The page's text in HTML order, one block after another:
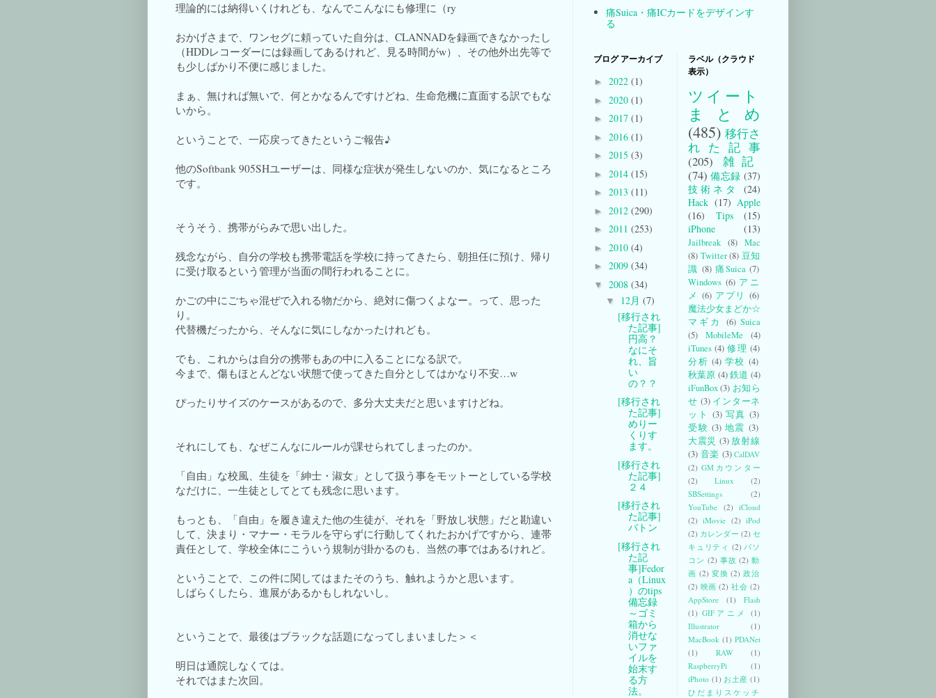
理論的には納得いくけれども、なんでこんなにも修理に（ry
おかげさまで、ワンセグに頼っていた自分は、CLANNADを録画できなかったし
（HDDレコーダーには録画してあるけれど、見る時間がw）、その他外出先等で
も少しばかり不便に感じました。
まぁ、無ければ無いで、何とかなるんですけどね、生命危機に直面する訳でもな
いから。
ということで、一応戻ってきたというご報告♪
他のSoftbank 905SHユーザーは、同様な症状が発生しないのか、気になるところ
です。
そうそう、携帯がらみで思い出した。
残念ながら、自分の学校も携帯電話を学校に持ってきたら、朝担任に預け、帰り
に受け取るという管理が当面の間行われることに。
かごの中にごちゃ混ぜで入れる物だから、絶対に傷つくよなー。って、思った
り。
代替機だったから、そんなに気にしなかったけれども。
でも、これからは自分の携帯もあの中に入ることになる訳で。
今まで、傷もほとんどない状態で使ってきた自分としてはかなり不安…w
ぴったりサイズのケースがあるので、多分大丈夫だと思いますけどね。
それにしても、なぜこんなにルールが課せられてしまったのか。
「自由」な校風、生徒を「紳士・淑女」として扱う事をモットーとしている学校
なだけに、一生徒としてとても残念に思います。
もっとも、「自由」を履き違えた他の生徒が、それを「野放し状態」だと勘違い
して、決まり・マナー・モラルを守らずに行動してくれたおかげですから、連帯
責任として、学校全体にこういう規制が掛かるのも、当然の事ではあるけれど。
ということで、この件に関してはまたそのうち、触れようかと思います。
しばらくしたら、進展があるかもしれないし。
ということで、最後はブラックな話題になってしまいました＞＜
明日は通院しなくては。
それではまた次回。
痛Suica・痛ICカードをデザインす
る
ブログ アーカイブ
► 2022 (1)
► 2020 (1)
► 2017 (1)
► 2016 (1)
► 2015 (3)
► 2014 (15)
► 2013 (11)
► 2012 (290)
► 2011 (253)
► 2010 (4)
► 2009 (34)
▼ 2008 (34)
▼ 12月 (7)
[移行され
た記事]
円高？
なにそ
れ、旨
い
の？？
[移行され
た記事]
めりー
くりす
ます。
[移行され
た記事]
２４
[移行され
た記事]
バトン
[移行され
た記
事]Fedor
a（Linux
）のtips
備忘録
～ゴミ
箱から
消せな
いファ
イルを
始末す
る方
法。
ラベル（クラウド
表示）
ツイート
まとめ
(485) 移行さ
れた記事
(205)
雑記
(74) 備忘録 (37)
技術ネタ
(24)
Hack (17) Apple
(16)
Tips
(15)
iPhone
(13)
Jailbreak (8) Mac
(8) Twitter (8) 豆知
識 (8) 痛Suica (7)
Windows (6) アニ
メ (6) アプリ (6)
魔法少女まどか☆
マギカ
(6) Suica
(5)
MobileMe
(4)
iTunes (4) 修理 (4)
分析 (4) 学校 (4)
秋葉原 (4)鉄道 (4)
iFunBox (3) お知ら
せ (3) インターネ
ット (3) 写真 (3)
受験 (3) 地震 (3)
大震災 (3) 放射線
(3) 音楽 (3) CalDAV
(2) GMカウンター
(2)
Linux
(2)
SBSettings
(2)
YouTube (2) iCloud
(2) iMovie (2) iPod
(2) カレンダー (2) セ
キュリティ (2) パソ
コン (2) 事故 (2) 動
画 (2) 変換 (2) 政治
(2) 映画 (2) 社会 (2)
AppStore
(1)
Flash
(1) GIFアニメ
(1)
Illustrator
(1)
MacBook (1) PDANet
(1)
RAW
(1)
RaspberryPi
(1)
iPhoto (1) お土産 (1)
ひだまりスケッチ